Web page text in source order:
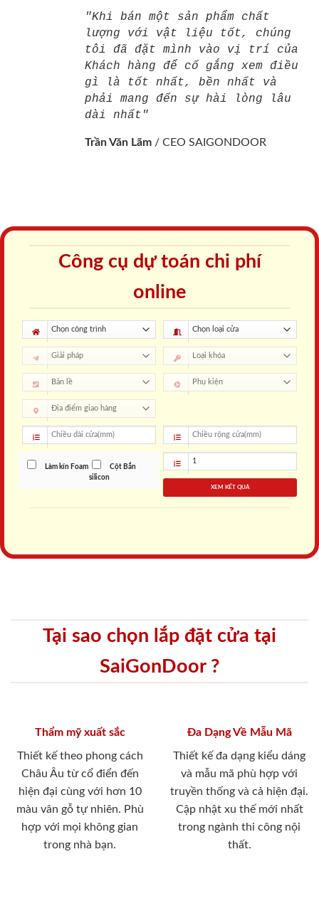
"Khi bán một sản phẩm chất
lượng với vật liệu tốt, chúng
tôi đã đặt mình vào vị trí của
Khách hàng để cố gắng xem điều
gì là tốt nhất, bền nhất và
phải mang đến sự hài lòng lâu
dài nhất"
Trần Văn Lãm / CEO SAIGONDOOR
Công cụ dự toán chi phí
online
Làm kín Foam
Cột Bắn
silicon
XEM KẾT QUẢ
Tại sao chọn lắp đặt cửa tại
SaiGonDoor ?
Thẩm mỹ xuất sắc
Thiết kế theo phong cách
Châu Âu từ cổ điển đến
hiện đại cùng với hơn 10
màu vân gỗ tự nhiên. Phù
hợp với mọi không gian
trong nhà bạn.
Đa Dạng Về Mẫu Mã
Thiết kế đa dạng kiểu dáng
và mẫu mã phù hợp với
truyền thống và cả hiện đại.
Cập nhật xu thế mới nhất
trong ngành thi công nội
thất.